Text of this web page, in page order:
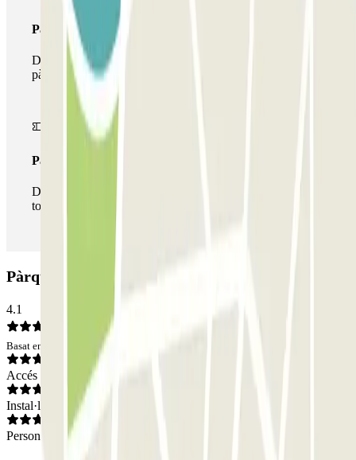
Passi multipàrquing
Durant la teva estada podràs fer ús de tota la xarxa de
pàrquings d'aquest operador disponibles a Parclick.
Passi il·limitat
Durant la teva estada podràs entrar i sortir del pàrquing
totes les vegades que vulguis.
Pàrquing Avenida de Portugal EMT: Opinions
4.1
Basat en 1265 opinions
Accés
Instal·lacions
Personal